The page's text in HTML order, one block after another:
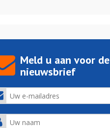
Meld u aan voor de
nieuwsbrief